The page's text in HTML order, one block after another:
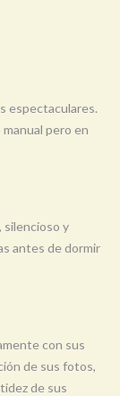
espectaculares.
pero en
silencioso y
antes de dormir
con sus
de sus fotos,
de sus